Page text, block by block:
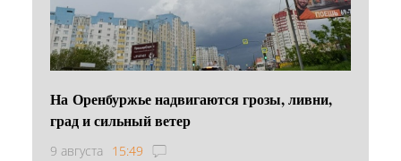
На Оренбуржье надвигаются грозы, ливни,
град и сильный ветер
9 августа 15:49